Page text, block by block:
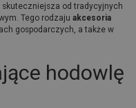
od tradycyjnych
Tego rodzaju akcesoria
gospodarczych, a także w
hodowlę